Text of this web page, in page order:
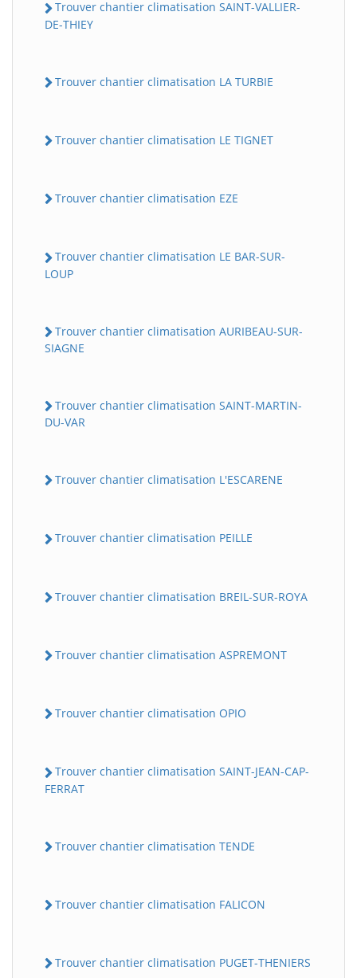
Trouver chantier climatisation SAINT-VALLIER-
DE-THIEY
Trouver chantier climatisation LA TURBIE
Trouver chantier climatisation LE TIGNET
Trouver chantier climatisation EZE
Trouver chantier climatisation LE BAR-SUR-
LOUP
Trouver chantier climatisation AURIBEAU-SUR-
SIAGNE
Trouver chantier climatisation SAINT-MARTIN-
DU-VAR
Trouver chantier climatisation L'ESCARENE
Trouver chantier climatisation PEILLE
Trouver chantier climatisation BREIL-SUR-ROYA
Trouver chantier climatisation ASPREMONT
Trouver chantier climatisation OPIO
Trouver chantier climatisation SAINT-JEAN-CAP-
FERRAT
Trouver chantier climatisation TENDE
Trouver chantier climatisation FALICON
Trouver chantier climatisation PUGET-THENIERS